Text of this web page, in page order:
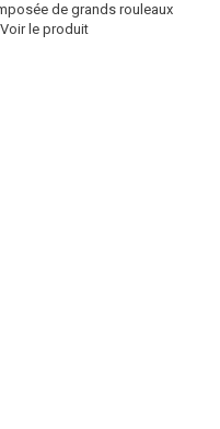
de grands rouleaux
Voir le produit